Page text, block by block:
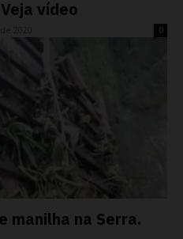
vídeo
0
manilha na Serra.